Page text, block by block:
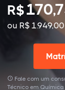
R$
ou R$
Fale com um
Técnico em Química